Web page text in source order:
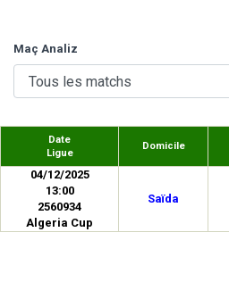
Maç Analiz
Date
Ligue
Domicile
04/12/2025
13:00
2560934
Algeria Cup
Saïda